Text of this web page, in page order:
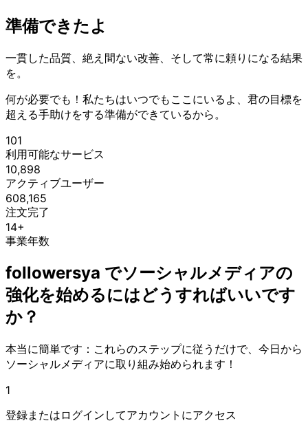
準備できたよ
一貫した品質、絶え間ない改善、そして常に頼りになる結果
を。
何が必要でも！私たちはいつでもここにいるよ、君の目標を
超える手助けをする準備ができているから。
101
利用可能なサービス
10,898
アクティブユーザー
608,165
注文完了
14+
事業年数
followersya でソーシャルメディアの
強化を始めるにはどうすればいいです
か？
本当に簡単です：これらのステップに従うだけで、今日から
ソーシャルメディアに取り組み始められます！
1
登録またはログインしてアカウントにアクセス